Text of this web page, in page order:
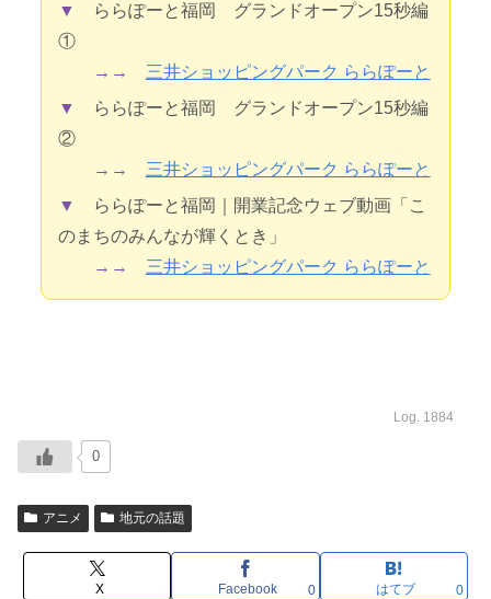
▼
ららぽーと福岡 グランドオープン15秒編
①
→→
三井ショッピングパーク ららぽーと
▼
ららぽーと福岡 グランドオープン15秒編
②
→→
三井ショッピングパーク ららぽーと
▼
ららぽーと福岡｜開業記念ウェブ動画「こ
のまちのみんなが輝くとき」
→→
三井ショッピングパーク ららぽーと
Log. 1884
0
アニメ 地元の話題
X Facebook 0 はてブ 0